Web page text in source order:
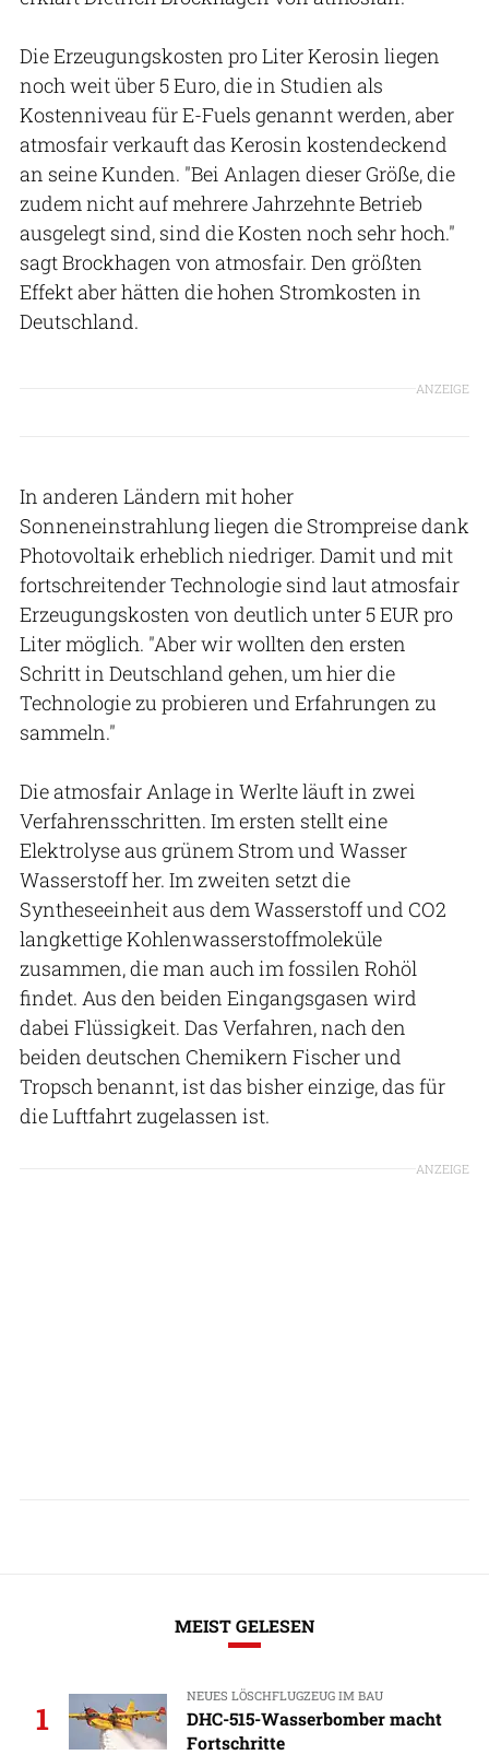
Die Erzeugungskosten pro Liter Kerosin liegen
noch weit über 5 Euro, die in Studien als
Kostenniveau für E-Fuels genannt werden, aber
atmosfair verkauft das Kerosin kostendeckend
an seine Kunden. "Bei Anlagen dieser Größe, die
zudem nicht auf mehrere Jahrzehnte Betrieb
ausgelegt sind, sind die Kosten noch sehr hoch."
sagt Brockhagen von atmosfair. Den größten
Effekt aber hätten die hohen Stromkosten in
Deutschland.
ANZEIGE
In anderen Ländern mit hoher
Sonneneinstrahlung liegen die Strompreise dank
Photovoltaik erheblich niedriger. Damit und mit
fortschreitender Technologie sind laut atmosfair
Erzeugungskosten von deutlich unter 5 EUR pro
Liter möglich. "Aber wir wollten den ersten
Schritt in Deutschland gehen, um hier die
Technologie zu probieren und Erfahrungen zu
sammeln."
Die atmosfair Anlage in Werlte läuft in zwei
Verfahrensschritten. Im ersten stellt eine
Elektrolyse aus grünem Strom und Wasser
Wasserstoff her. Im zweiten setzt die
Syntheseeinheit aus dem Wasserstoff und CO2
langkettige Kohlenwasserstoffmoleküle
zusammen, die man auch im fossilen Rohöl
findet. Aus den beiden Eingangsgasen wird
dabei Flüssigkeit. Das Verfahren, nach den
beiden deutschen Chemikern Fischer und
Tropsch benannt, ist das bisher einzige, das für
die Luftfahrt zugelassen ist.
ANZEIGE
MEIST GELESEN
1
NEUES LÖSCHFLUGZEUG IM BAU
DHC-515-Wasserbomber macht
Fortschritte